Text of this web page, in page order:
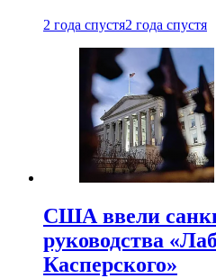
2 года спустя2 года спустя
США ввели
руководства
Касперского»